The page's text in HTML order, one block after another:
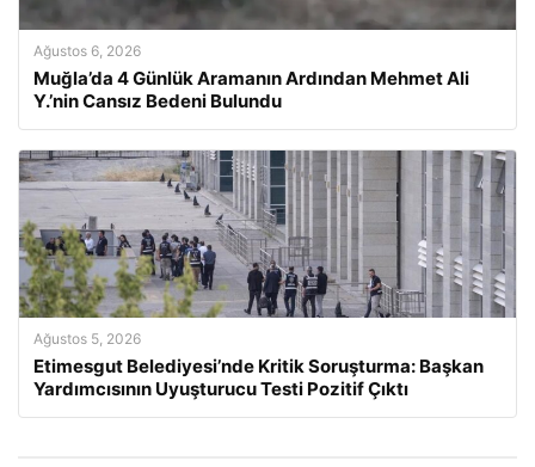
Ağustos 6, 2026
Muğla’da 4 Günlük Aramanın Ardından Mehmet Ali
Y.’nin Cansız Bedeni Bulundu
Ağustos 5, 2026
Etimesgut Belediyesi’nde Kritik Soruşturma: Başkan
Yardımcısının Uyuşturucu Testi Pozitif Çıktı